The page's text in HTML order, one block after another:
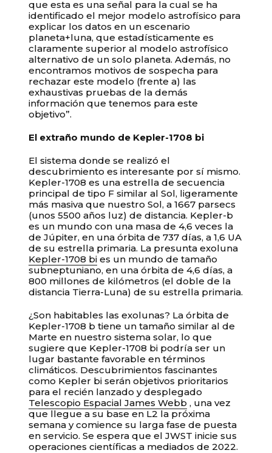
que esta es una señal para la cual se ha
identificado el mejor modelo astrofísico para
explicar los datos en un escenario
planeta+luna, que estadísticamente es
claramente superior al modelo astrofísico
alternativo de un solo planeta. Además, no
encontramos motivos de sospecha para
rechazar este modelo (frente a) las
exhaustivas pruebas de la demás
información que tenemos para este
objetivo”.
El extraño mundo de Kepler-1708 bi
El sistema donde se realizó el
descubrimiento es interesante por sí mismo.
Kepler-1708 es una estrella de secuencia
principal de tipo F similar al Sol, ligeramente
más masiva que nuestro Sol, a 1667 parsecs
(unos 5500 años luz) de distancia. Kepler-b
es un mundo con una masa de 4,6 veces la
de Júpiter, en una órbita de 737 días, a 1,6 UA
de su estrella primaria. La presunta exoluna
Kepler-1708 bi es un mundo de tamaño
subneptuniano, en una órbita de 4,6 días, a
800 millones de kilómetros (el doble de la
distancia Tierra-Luna) de su estrella primaria.
¿Son habitables las exolunas? La órbita de
Kepler-1708 b tiene un tamaño similar al de
Marte en nuestro sistema solar, lo que
sugiere que Kepler-1708 bi podría ser un
lugar bastante favorable en términos
climáticos. Descubrimientos fascinantes
como Kepler bi serán objetivos prioritarios
para el recién lanzado y desplegado
Telescopio Espacial James Webb , una vez
que llegue a su base en L2 la próxima
semana y comience su larga fase de puesta
en servicio. Se espera que el JWST inicie sus
operaciones científicas a mediados de 2022.